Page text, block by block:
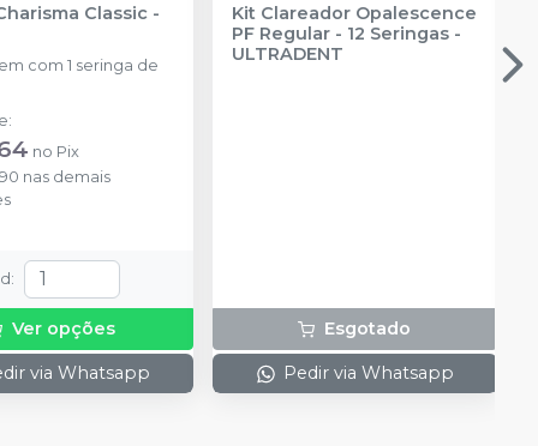
Classic-
com 1 seringa de
:
no Pix
nas demais
:
Ver opções
via Whatsapp
Kit Clareador Opalescence
PF Regular - 12 Seringas-
ULTRADENT
Esgotado
Pedir via Whatsapp